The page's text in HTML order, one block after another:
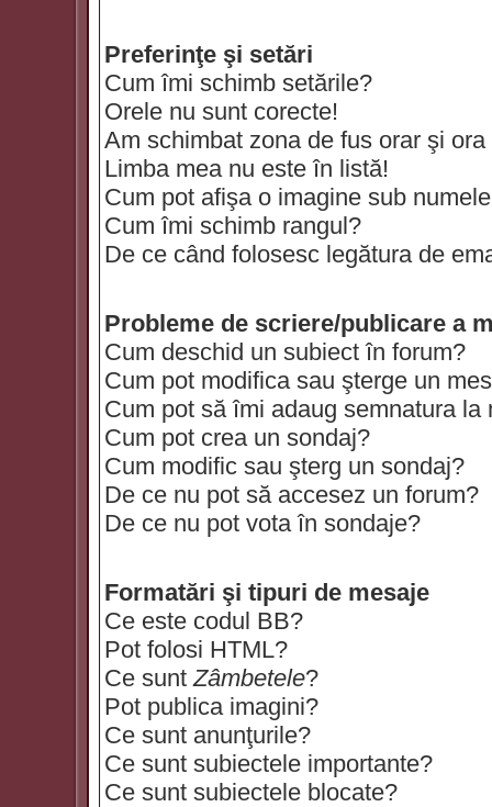
Preferinţe şi setări
Cum îmi schimb setările?
Orele nu sunt corecte!
Am schimbat zona de fus orar şi
Limba mea nu este în listă!
Cum pot afişa o imagine sub
Cum îmi schimb rangul?
De ce când folosesc legătura de
Probleme de scriere/publicare a
Cum deschid un subiect în forum?
Cum pot modifica sau şterge un
Cum pot să îmi adaug semnatura la
Cum pot crea un sondaj?
Cum modific sau şterg un sondaj?
De ce nu pot să accesez un forum?
De ce nu pot vota în sondaje?
Formatări şi tipuri de mesaje
Ce este codul BB?
Pot folosi HTML?
Ce suntZâmbetele?
Pot publica imagini?
Ce sunt anunţurile?
Ce sunt subiectele importante?
Ce sunt subiectele blocate?